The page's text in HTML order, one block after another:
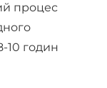
процес
10 годин